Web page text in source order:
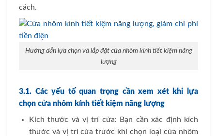
cách.
Hướng dẫn lựa chọn và lắp đặt cửa nhôm kính tiết kiệm năng
lượng
3.1. Các yếu tố quan trọng cần xem xét khi lựa
chọn cửa nhôm kính tiết kiệm năng lượng
Kích thước và vị trí cửa: Bạn cần xác định kích
thước và vị trí cửa trước khi chọn loại cửa nhôm